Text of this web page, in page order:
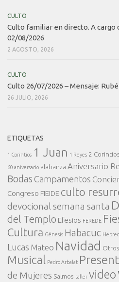
CULTO
Culto familiar en directo. A cargo
02/08/2026
2 AGOSTO, 2026
CULTO
Culto 26/07/2026 – Mensaje:
26 JULIO, 2026
ETIQUETAS
1 Corintios 1 Juan 1 Reyes 2 Corintios
60 aniversario alabanza Aniversario
Bodas Campamentos
Congreso FIEIDE culto
devocional semana santa
del Templo Efesios FEREDE
Cultura Génesis Habacuc
Lucas Mateo Navidad
Musical
Pedro Arbalat
de Mujeres Salmos taller video